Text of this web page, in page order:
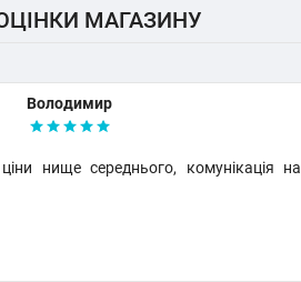
МАГАЗИНУ
Володимир
нище середнього, комунікація на